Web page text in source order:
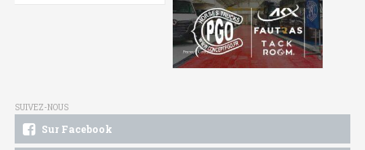
SUIVEZ-NOUS
Sur Facebook